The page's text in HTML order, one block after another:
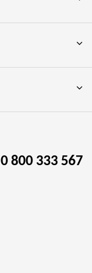
0 800 333 567